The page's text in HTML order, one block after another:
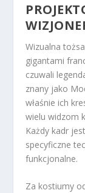
Wizualna
gigantami
czuwali
znany jako
właśnie ich
wielu widzom
Każdy kadr
specyficzne
funkcjonalne.
Za kostiumy